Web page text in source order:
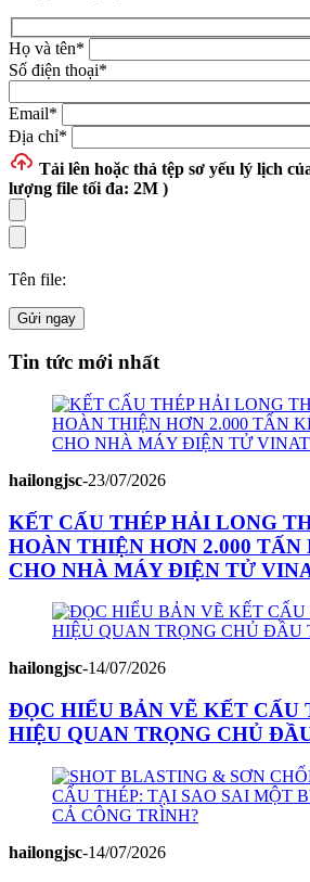
Họ và tên*
Số điện thoại*
Email*
Địa chỉ*
Tải lên hoặc thả tệp sơ yếu lý lịch
lượng file tối đa: 2M )
Tên file:
Gửi ngay
Tin tức mới nhất
hailongjsc-23/07/2026
KẾT CẤU THÉP HẢI LONG
HOÀN THIỆN HƠN 2.000 TẤN
CHO NHÀ MÁY ĐIỆN TỬ
hailongjsc-14/07/2026
ĐỌC HIỂU BẢN VẼ KẾT CẤU
HIỆU QUAN TRỌNG CHỦ
hailongjsc-14/07/2026